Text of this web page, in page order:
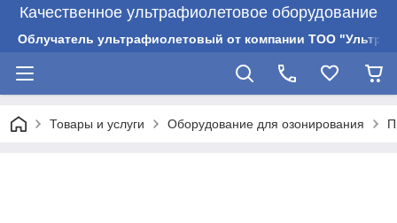
Качественное ультрафиолетовое оборудование
Облучатель ультрафиолетовый от компании ТОО
Товары и услуги Оборудование для озонирования